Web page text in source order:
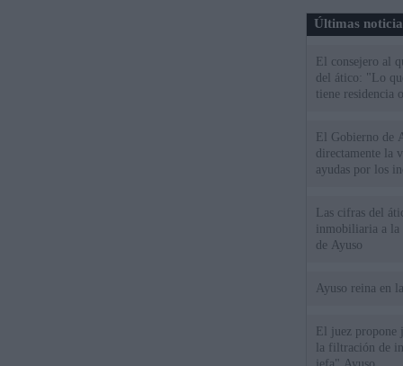
Últimas
El consejero al
del ático: "Lo
tiene residencia
El Gobierno de
directamente la
ayudas por los
Las cifras del
inmobiliaria a la
de Ayuso
Ayuso reina en
El juez propone
la filtración de